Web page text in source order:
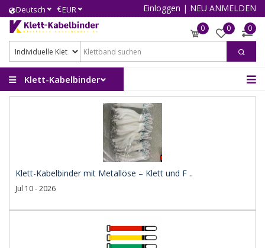
Deutsch €EUR Einloggen | NEU ANMELDEN
0 0 0
Klett-Kabelbinder
Klett-Kabelbinder mit Metallöse – Klett und F ..
Jul 10 - 2026